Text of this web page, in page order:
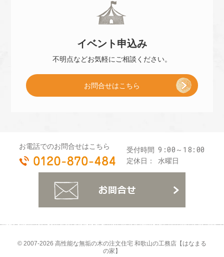
プ
ゼ
イベント 申込み
不明点などお気軽に ご相談ください。
お問合せはこちら
お電話でのお問合せはこちら
0120-870-484
受付時間 9:00～18:00
定休日： 水曜日
© 2007-2026 高性能な無垢の木の注文住宅 和歌山の工務店【はなまる
の家】